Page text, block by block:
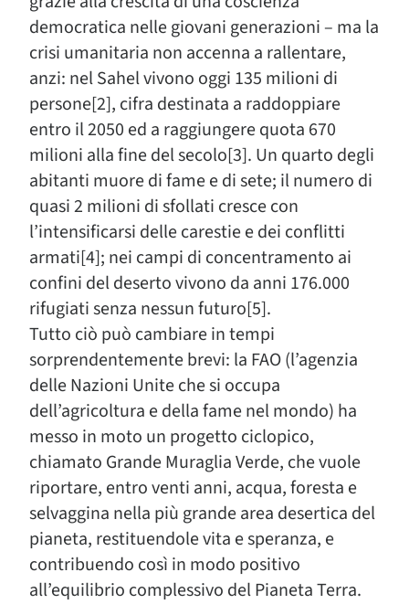
democratica nelle giovani generazioni – ma la
crisi umanitaria non accenna a rallentare,
anzi: nel Sahel vivono oggi 135 milioni di
persone[2], cifra destinata a raddoppiare
entro il 2050 ed a raggiungere quota 670
milioni alla fine del secolo[3]. Un quarto degli
abitanti muore di fame e di sete; il numero di
quasi 2 milioni di sfollati cresce con
l’intensificarsi delle carestie e dei conflitti
armati[4]; nei campi di concentramento ai
confini del deserto vivono da anni 176.000
rifugiati senza nessun futuro[5].
Tutto ciò può cambiare in tempi
sorprendentemente brevi: la FAO (l’agenzia
delle Nazioni Unite che si occupa
dell’agricoltura e della fame nel mondo) ha
messo in moto un progetto ciclopico,
chiamato Grande Muraglia Verde, che vuole
riportare, entro venti anni, acqua, foresta e
selvaggina nella più grande area desertica del
pianeta, restituendole vita e speranza, e
contribuendo così in modo positivo
all’equilibrio complessivo del Pianeta Terra.